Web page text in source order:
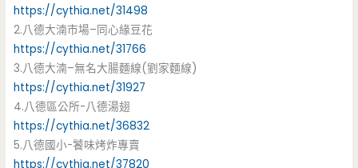
https://cythia.net/31498
2.八德大湳市場–同心緣豆花
https://cythia.net/31766
3.八德大湳–無名大腸麵線(劉家麵線)
https://cythia.net/31927
4.八德區公所-八德湯翅
https://cythia.net/36832
5.八德國小-饕味烤炸專賣
https://cythia.net/37820